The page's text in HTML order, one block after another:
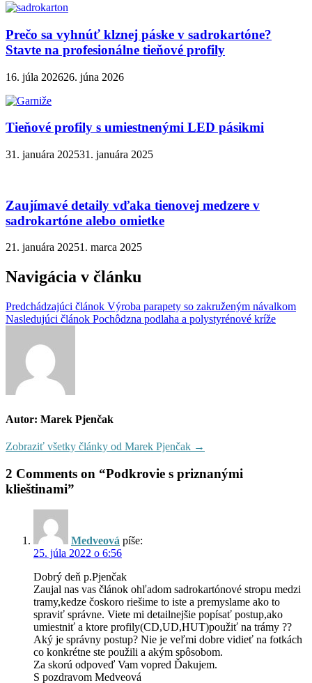
Prečo sa vyhnúť klznej páske v sadrokartóne?
Stavte na profesionálne tieňové profily
16. júla 202626. júna 2026
Tieňové profily s umiestnenými LED pásikmi
31. januára 202531. januára 2025
Zaujímavé detaily vďaka tienovej medzere v
sadrokartóne alebo omietke
21. januára 20251. marca 2025
Navigácia v článku
Predchádzajúci článok Výroba parapety so zakruženým návalkom
Nasledujúci článok Pochôdzna podlaha a polystyrénové kríže
Autor: Marek Pjenčak
Zobraziť všetky články od Marek Pjenčak →
2 Comments on “Podkrovie s priznanými
klieštinami”
Medveová píše:
25. júla 2022 o 6:56
Dobrý deň p.Pjenčak
Zaujal nas vas článok ohľadom sadrokartónové stropu medzi
tramy,kedze čoskoro riešime to iste a premyslame ako to
spraviť správne. Viete mi detailnejšie popísať postup,ako
umiestniť a ktore profily(CD,UD,HUT)použiť na trámy ??
Aký je správny postup? Nie je veľmi dobre vidieť na fotkách
co konkrétne ste použili a akým spôsobom.
Za skorú odpoveď Vam vopred Ďakujem.
S pozdravom Medveová